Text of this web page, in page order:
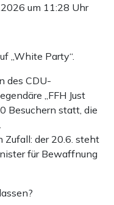
um 11:28 Uhr
„White Party“.
des CDU-
„FFH Just
Besuchern statt, die
Zufall: der 20.6. steht
für Bewaffnung